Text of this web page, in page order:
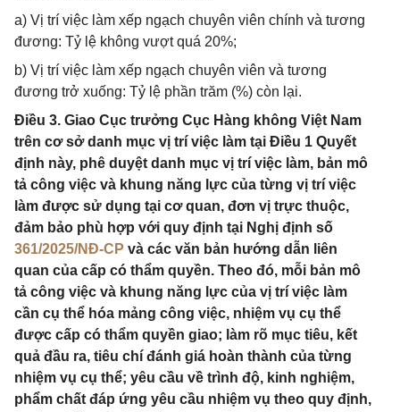
a) Vị trí việc làm xếp ngạch chuyên viên chính và tương
đương: Tỷ lệ không vượt quá 20%;
b) Vị trí việc làm xếp ngạch chuyên viên và tương
đương trở xuống: Tỷ lệ phần trăm (%) còn lại.
Điều 3. Giao Cục trưởng Cục Hàng không Việt Nam
trên cơ sở danh mục vị trí việc làm tại Điều 1 Quyết
định này, phê duyệt danh mục vị trí việc làm, bản mô
tả công việc và khung năng lực của từng vị trí việc
làm được sử dụng tại cơ quan, đơn vị trực thuộc,
đảm bảo phù hợp với quy định tại Nghị định số
361/2025/NĐ-CP và các văn bản hướng dẫn liên
quan của cấp có thẩm quyền. Theo đó, mỗi bản mô
tả công việc và khung năng lực của vị trí việc làm
cần cụ thể hóa mảng công việc, nhiệm vụ cụ thể
được cấp có thẩm quyền giao; làm rõ mục tiêu, kết
quả đầu ra, tiêu chí đánh giá hoàn thành của từng
nhiệm vụ cụ thể; yêu cầu về trình độ, kinh nghiệm,
phẩm chất đáp ứng yêu cầu nhiệm vụ theo quy định,